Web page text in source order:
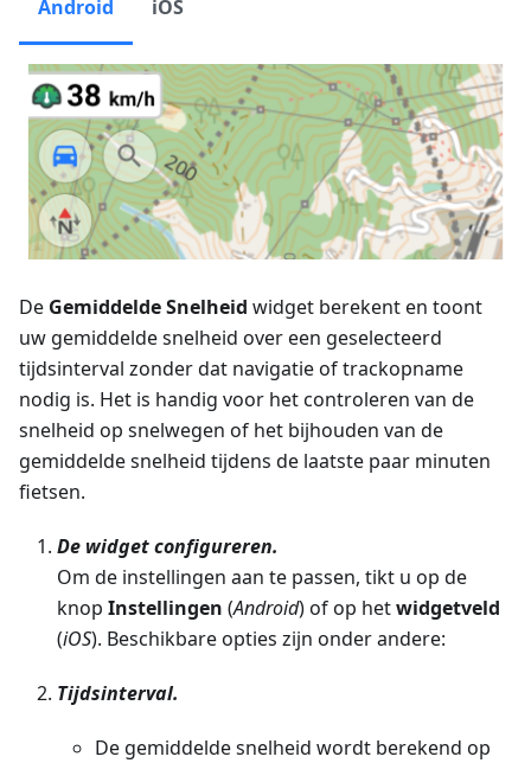
Android iOS
De Gemiddelde Snelheid widget berekent en toont
uw gemiddelde snelheid over een geselecteerd
tijdsinterval zonder dat navigatie of trackopname
nodig is. Het is handig voor het controleren van de
snelheid op snelwegen of het bijhouden van de
gemiddelde snelheid tijdens de laatste paar minuten
fietsen.
De widget configureren.
Om de instellingen aan te passen, tikt u op de
knop Instellingen (Android) of op hetwidgetveld
(iOS). Beschikbare opties zijn onder andere:
Tijdsinterval.
De gemiddelde snelheid wordt berekend op